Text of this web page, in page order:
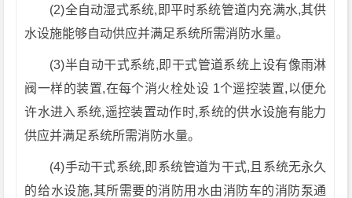
(2)全自动湿式系统,即平时系统管道内充满水,其供
水设施能够自动供应并满足系统所需消防水量。
(3)半自动干式系统,即干式管道系统上设有像雨淋
阀一样的装置,在每个消火栓处设 1个遥控装置,以便允
许水进入系统,遥控装置动作时,系统的供水设施有能力
供应并满足系统所需消防水量。
(4)手动干式系统,即系统管道为干式,且系统无永久
的给水设施,其所需要的消防用水由消防车的消防泵通